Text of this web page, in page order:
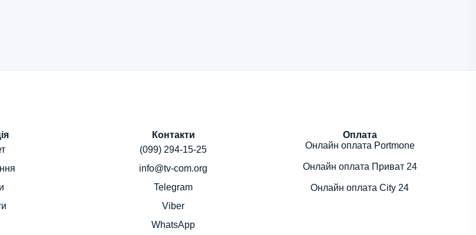
Контакти
(099) 294-15-25
info@tv-com.org
Telegram
Viber
WhatsApp
Оплата
Онлайн оплата Portmone
Онлайн оплата Приват 24
Онлайн оплата City 24